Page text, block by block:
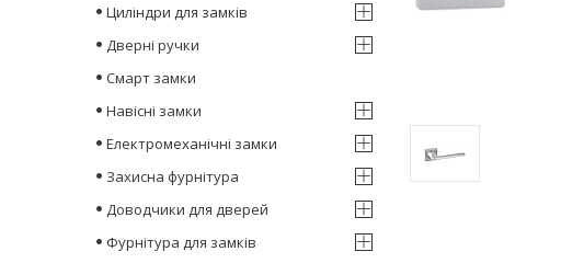
Циліндри для замків
Дверні ручки
Смарт замки
Навісні замки
Електромеханічні замки
Захисна фурнітура
Доводчики для дверей
Фурнітура для замків